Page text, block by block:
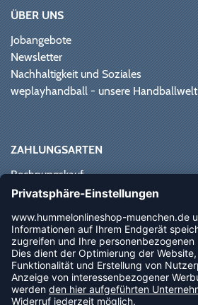
ÜBER UNS
Jobangebote
Newsletter
Nachhaltigkeit und Soziales
weplayhandball - unsere Handballwelt
ZAHLUNGSARTEN
Rechnungskauf
Paypal
Vorkasse
Sofortüberweisung
NEWSLETTER